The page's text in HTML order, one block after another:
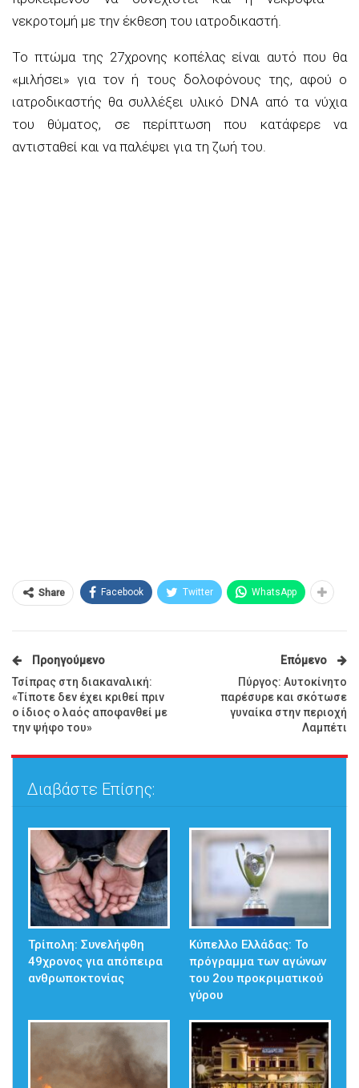
νεκροτομή με την έκθεση του ιατροδικαστή.
Το πτώμα της 27χρονης κοπέλας είναι αυτό που θα
«μιλήσει» για τον ή τους δολοφόνους της, αφού ο
ιατροδικαστής θα συλλέξει υλικό DNA από τα νύχια
του θύματος, σε περίπτωση που κατάφερε να
αντισταθεί και να παλέψει για τη ζωή του.
Share Facebook Twitter WhatsApp
Προηγούμενο
Τσίπρας στη διακαναλική:
«Τίποτε δεν έχει κριθεί πριν
ο ίδιος ο λαός αποφανθεί με
την ψήφο του»
Επόμενο
Πύργος: Αυτοκίνητο
παρέσυρε και σκότωσε
γυναίκα στην περιοχή
Λαμπέτι
Διαβάστε Επίσης:
Τρίπολη: Συνελήφθη
49χρονος για απόπειρα
ανθρωποκτονίας
Κύπελλο Ελλάδας: Το
πρόγραμμα των αγώνων
του 2ου προκριματικού
γύρου